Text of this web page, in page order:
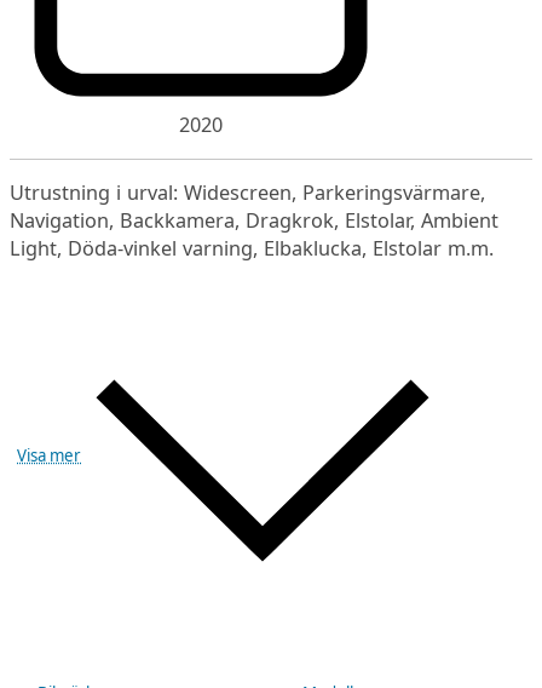
2020
Utrustning i urval: Widescreen, Parkeringsvärmare,
Navigation, Backkamera, Dragkrok, Elstolar, Ambient
Light, Döda-vinkel varning, Elbaklucka, Elstolar m.m.
Visa mer